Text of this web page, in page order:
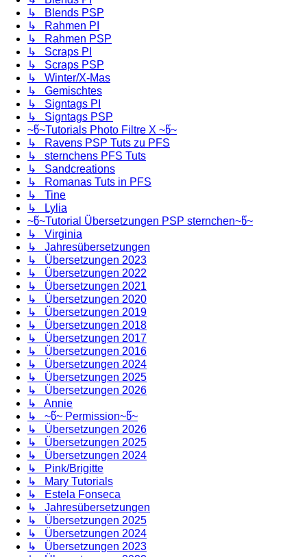
↳ Blends PSP
↳ Rahmen PI
↳ Rahmen PSP
↳ Scraps PI
↳ Scraps PSP
↳ Winter/X-Mas
↳ Gemischtes
↳ Signtags PI
↳ Signtags PSP
~წ~Tutorials Photo Filtre X ~წ~
↳ Ravens PSP Tuts zu PFS
↳ sternchens PFS Tuts
↳ Sandcreations
↳ Romanas Tuts in PFS
↳ Tine
↳ Lylia
~წ~Tutorial Übersetzungen PSP sternchen~წ~
↳ Virginia
↳ Jahresübersetzungen
↳ Übersetzungen 2023
↳ Übersetzungen 2022
↳ Übersetzungen 2021
↳ Übersetzungen 2020
↳ Übersetzungen 2019
↳ Übersetzungen 2018
↳ Übersetzungen 2017
↳ Übersetzungen 2016
↳ Übersetzungen 2024
↳ Übersetzungen 2025
↳ Übersetzungen 2026
↳ Annie
↳ ~წ~ Permission~წ~
↳ Übersetzungen 2026
↳ Übersetzungen 2025
↳ Übersetzungen 2024
↳ Pink/Brigitte
↳ Mary Tutorials
↳ Estela Fonseca
↳ Jahresübersetzungen
↳ Übersetzungen 2025
↳ Übersetzungen 2024
↳ Übersetzungen 2023